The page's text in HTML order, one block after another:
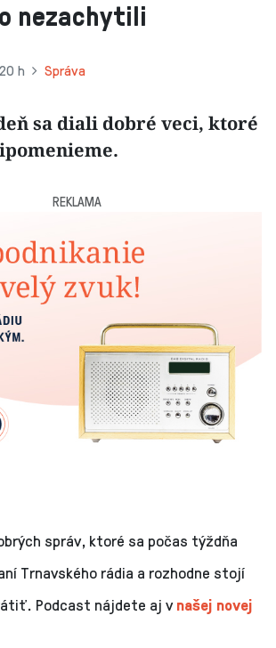
nezachytili
h Správa
sa diali dobré veci, ktoré
REKLAMA
správ, ktoré sa počas týždňa
Trnavského rádia a rozhodne stojí
Podcast nájdete aj vnašej novej